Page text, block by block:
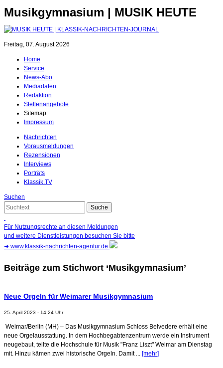
Musikgymnasium | MUSIK HEUTE
Freitag, 07. August 2026
Home
Service
News-Abo
Mediadaten
Redaktion
Stellenangebote
Sitemap
Impressum
Nachrichten
Vorausmeldungen
Rezensionen
Interviews
Porträts
Klassik.TV
Suchen
Für Nutzungsrechte an diesen Meldungen
und weitere Dienstleistungen besuchen Sie bitte
➜ www.klassik-nachrichten-agentur.de
Beiträge zum Stichwort ‘Musikgymnasium’
Neue Orgeln für Weimarer Musikgymnasium
25. April 2023 - 14:24 Uhr
Weimar/Berlin (MH) – Das Musikgymnasium Schloss Belvedere erhält eine
neue Orgelausstattung. In dem Hochbegabtenzentrum werde ein Instrument
neugebaut, teilte die Hochschule für Musik "Franz Liszt" Weimar am Dienstag
mit. Hinzu kämen zwei historische Orgeln. Damit ... [mehr]